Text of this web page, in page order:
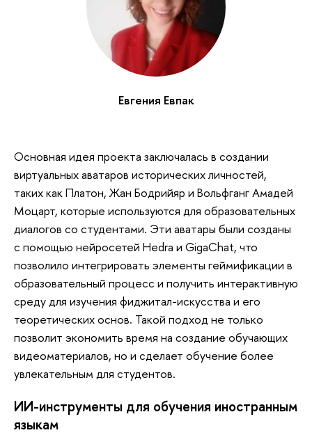
Евгения Евпак
Основная идея проекта заключалась в создании
виртуальных аватаров исторических личностей,
таких как Платон, Жан Бодрийяр и Вольфганг Амадей
Моцарт, которые используются для образовательных
диалогов со студентами. Эти аватары были созданы
с помощью нейросетей Hedra и GigaChat, что
позволило интегрировать элементы геймификации в
образовательный процесс и получить интерактивную
среду для изучения фиджитал-искусства и его
теоретических основ. Такой подход не только
позволит экономить время на создание обучающих
видеоматериалов, но и сделает обучение более
увлекательным для студентов.
ИИ-инструменты для обучения иностранным
языкам